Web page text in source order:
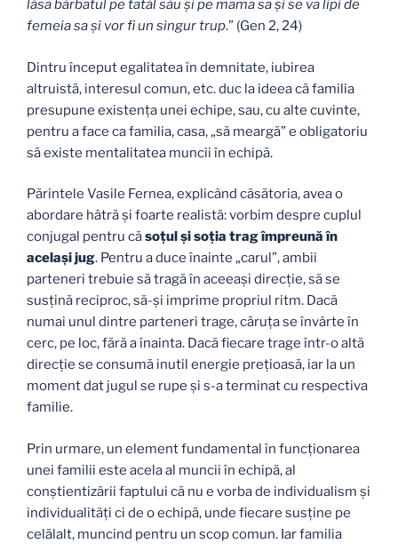
lăsa bărbatul pe tatăl său şi pe mama sa şi se va lipi de
femeia sa şi vor fi un singur trup.” (Gen 2, 24)
Dintru început egalitatea în demnitate, iubirea
altruistă, interesul comun, etc. duc la ideea că familia
presupune existenţa unei echipe, sau, cu alte cuvinte,
pentru a face ca familia, casa, „să meargă” e obligatoriu
să existe mentalitatea muncii în echipă.
Părintele Vasile Fernea, explicând căsătoria, avea o
abordare hâtră şi foarte realistă: vorbim despre cuplul
conjugal pentru căsoţul şi soţia trag împreună în
acelaşi jug. Pentru a duce înainte „carul”, ambii
parteneri trebuie să tragă în aceeaşi direcţie, să se
susţină reciproc, să-şi imprime propriul ritm. Dacă
numai unul dintre parteneri trage, căruţa se învârte în
cerc, pe loc, fără a înainta. Dacă fiecare trage într-o altă
direcţie se consumă inutil energie preţioasă, iar la un
moment dat jugul se rupe şi s-a terminat cu respectiva
familie.
Prin urmare, un element fundamental în funcţionarea
unei familii este acela al muncii în echipă, al
conştientizării faptului că nu e vorba de individualism şi
individualităţi ci de o echipă, unde fiecare susţine pe
celălalt, muncind pentru un scop comun. Iar familia